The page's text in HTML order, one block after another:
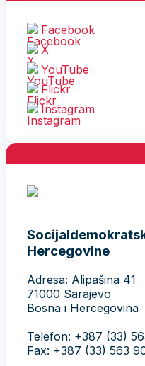
Facebook
X
YouTube
Flickr
Instagram
Hercegovine
Adresa: Alipašina 41
71000 Sarajevo
Bosna i Hercegovina
Telefon: +387 (33)
Fax: +387 (33) 563